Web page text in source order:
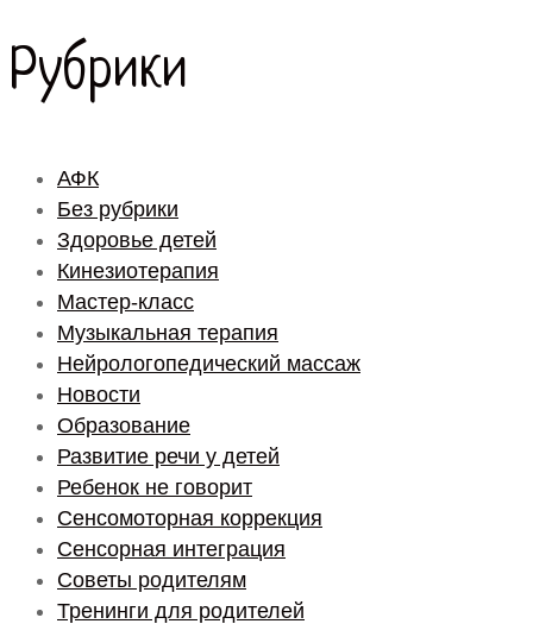
Рубрики
АФК
Без рубрики
Здоровье детей
Кинезиотерапия
Мастер-класс
Музыкальная терапия
Нейрологопедический массаж
Новости
Образование
Развитие речи у детей
Ребенок не говорит
Сенсомоторная коррекция
Сенсорная интеграция
Советы родителям
Тренинги для родителей